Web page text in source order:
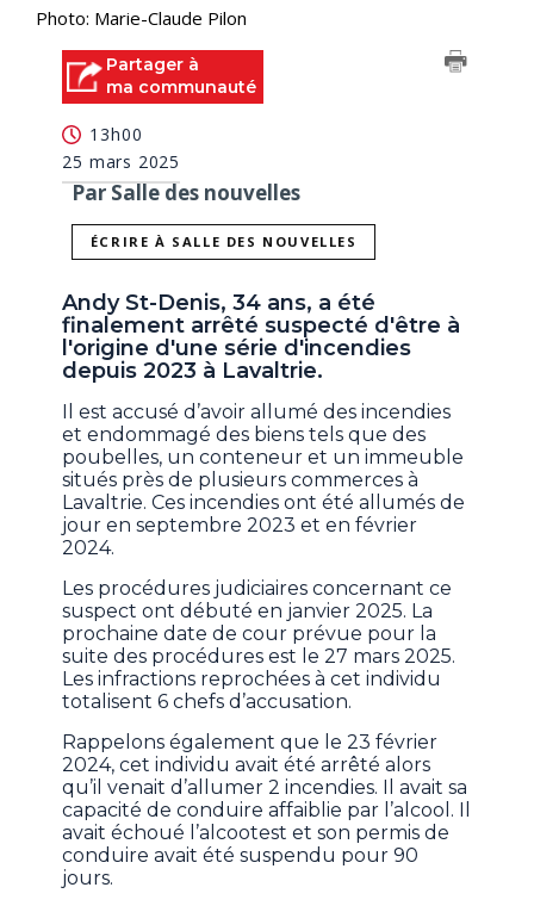
Photo: Marie-Claude Pilon
Partager à
ma communauté
13h00
25 mars 2025
Par Salle des nouvelles
ÉCRIRE À SALLE DES NOUVELLES
Andy St-Denis, 34 ans, a été
finalement arrêté suspecté d'être à
l'origine d'une série d'incendies
depuis 2023 à Lavaltrie.
Il est accusé d’avoir allumé des incendies
et endommagé des biens tels que des
poubelles, un conteneur et un immeuble
situés près de plusieurs commerces à
Lavaltrie. Ces incendies ont été allumés de
jour en septembre 2023 et en février
2024.
Les procédures judiciaires concernant ce
suspect ont débuté en janvier 2025. La
prochaine date de cour prévue pour la
suite des procédures est le 27 mars 2025.
Les infractions reprochées à cet individu
totalisent 6 chefs d’accusation.
Rappelons également que le 23 février
2024, cet individu avait été arrêté alors
qu’il venait d’allumer 2 incendies. Il avait sa
capacité de conduire affaiblie par l’alcool. Il
avait échoué l’alcootest et son permis de
conduire avait été suspendu pour 90
jours.